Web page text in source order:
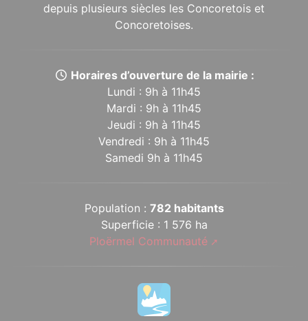
depuis plusieurs siècles les Concoretois et
Concoretoises.
Horaires d’ouverture de la mairie :
Lundi : 9h à 11h45
Mardi : 9h à 11h45
Jeudi : 9h à 11h45
Vendredi : 9h à 11h45
Samedi 9h à 11h45
Population : 782 habitants
Superficie : 1 576 ha
Ploërmel Communauté